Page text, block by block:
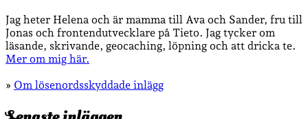
Jag heter Helena och är mamma till Ava och Sander, fru till
Jonas och frontendutvecklare på Tieto. Jag tycker om
läsande, skrivande, geocaching, löpning och att dricka te.
Mer om mig här.
» Om lösenordsskyddade inlägg